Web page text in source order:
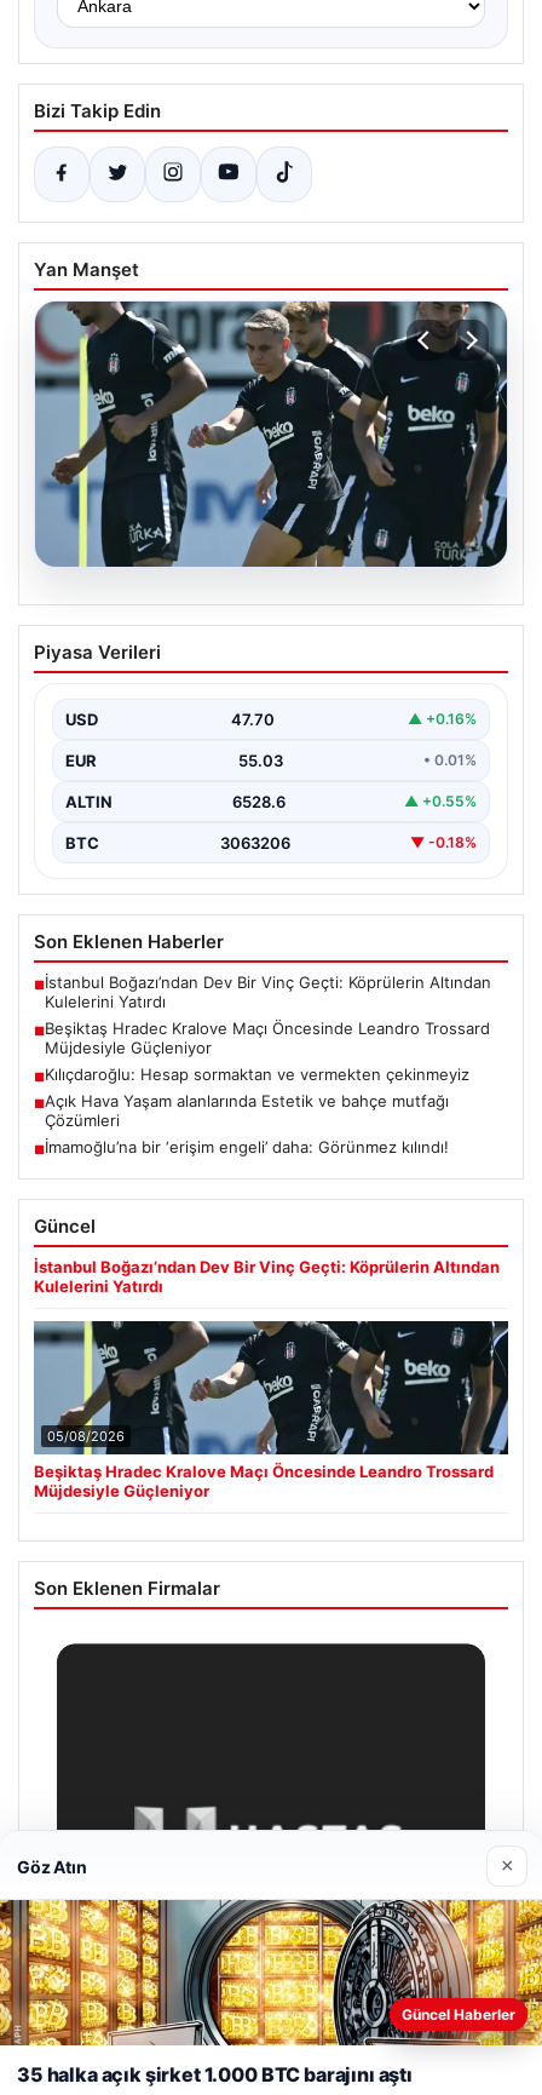
Bizi Takip Edin
Yan Manşet
Beşiktaş Hradec Kralove Maçı
Öncesinde Leandro Trossard
Türk futbolunun köklü kulüplerinden Beşiktaş, UEFA
Piyasa Verileri
USD 47.70 ▲ +0.16%
EUR 55.03 • 0.01%
ALTIN 6528.6 ▲ +0.55%
BTC 3063206 ▼ -0.18%
Son Eklenen Haberler
■İstanbul Boğazı’ndan Dev Bir Vinç Geçti: Köprülerin Altından
Kulelerini Yatırdı
■Beşiktaş Hradec Kralove Maçı Öncesinde Leandro Trossard
Müjdesiyle Güçleniyor
■Kılıçdaroğlu: Hesap sormaktan ve vermekten çekinmeyiz
■Açık Hava Yaşam alanlarında Estetik ve bahçe mutfağı
Çözümleri
■İmamoğlu’na bir ‘erişim engeli’ daha: Görünmez kılındı!
Güncel
İstanbul Boğazı’ndan Dev Bir Vinç Geçti: Köprülerin Altından
Kulelerini Yatırdı
05/08/2026
Beşiktaş Hradec Kralove Maçı Öncesinde Leandro Trossard
Müjdesiyle Güçleniyor
Son Eklenen Firmalar
Web sitemizi nasıl kullandığınızı daha iyi anlayabilmek,
deneyiminizi kişiselleştirmek ve geliştirmek amacıyla çerezler
Göz Atın ×
Güncel Haberler
35 halka açık şirket 1.000 BTC barajını aştı